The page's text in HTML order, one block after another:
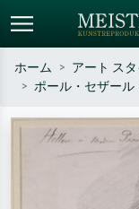
作家名・作品名・スタ
– 例：モネ、星月夜、
斎の波、ヌー
ホーム アート ス
ポール・セザール